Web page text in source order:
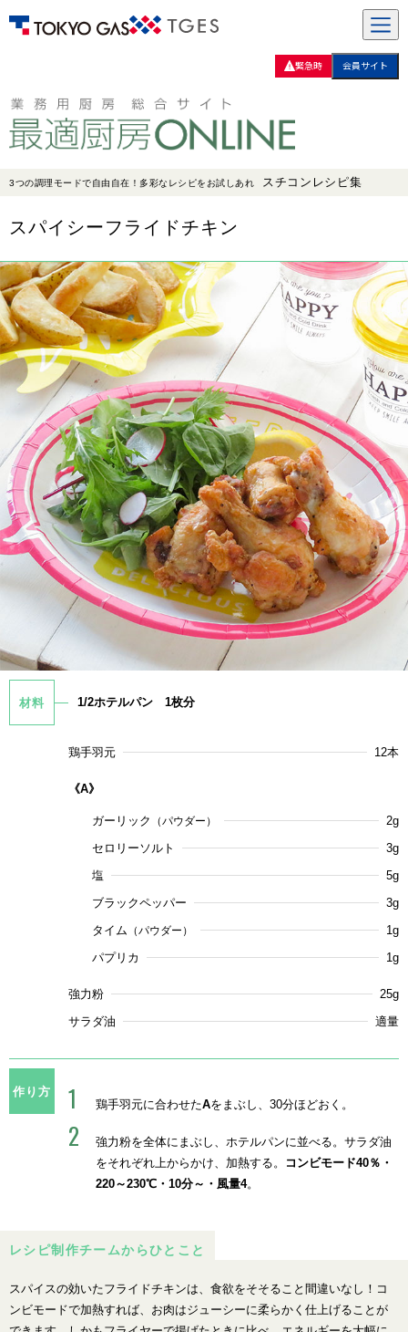
緊急時 会員サイト
3つの調理モードで自由自在！多彩なレシピをお試しあれ スチコンレシピ集
スパイシーフライドチキン
材料 1/2ホテルパン 1枚分
鶏手羽元 12本
《A》
ガーリック （パウダー）
2g
セロリーソルト
3g
塩
5g
ブラックペッパー
3g
タイム （パウダー）
1g
パプリカ
1g
強力粉
25g
サラダ油
適量
作り方
鶏手羽元に合わせたAをまぶし、30分ほどおく。
強力粉を全体にまぶし、ホテルパンに並べる。サラダ油
をそれぞれ上からかけ、加熱する。
コンビモード40％・
220～230℃・10分～・風量4。
レシピ制作チームからひとこと
スパイスの効いたフライドチキンは、食欲をそそること間違いなし！コ
ンビモードで加熱すれば、お肉はジューシーに柔らかく仕上げることが